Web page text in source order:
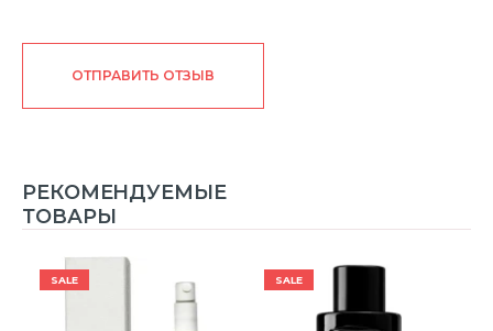
ОТПРАВИТЬ ОТЗЫВ
РЕКОМЕНДУЕМЫЕ
ТОВАРЫ
SALE SALE